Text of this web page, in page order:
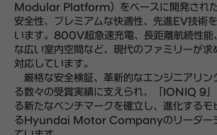
Modular Platform）をベースに開発され
安全性、プレミアムな快適性、先進EV技術
います。800V超急速充電、長距離航続性能
な広い室内空間など、現代のファミリーが求
対応しています。
厳格な安全検証、革新的なエンジニアリン
る数々の受賞実績に支えられ、「IONIQ 9
る新たなベンチマークを確立し、進化するモ
るHyundai Motor Companyのリーダー